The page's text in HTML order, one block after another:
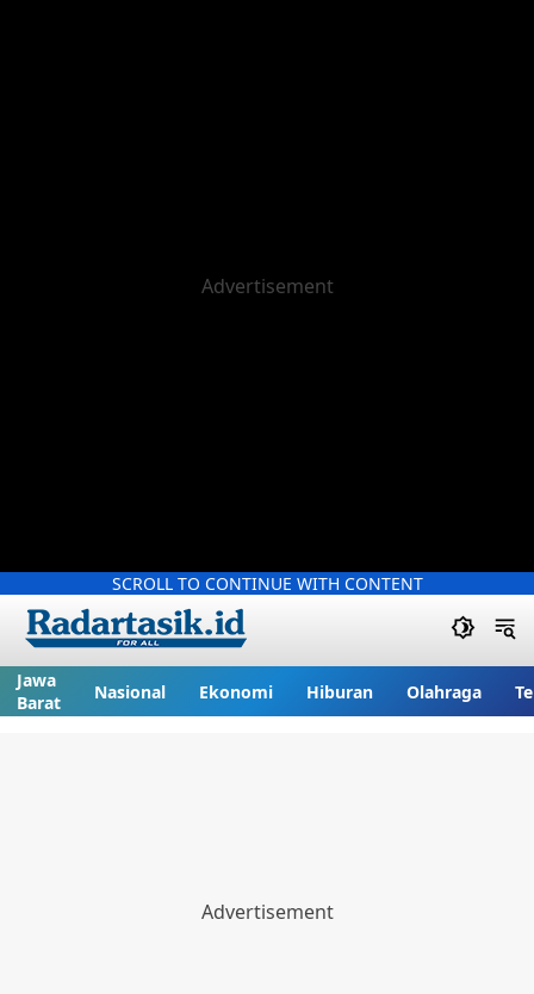
SCROLL TO CONTINUE WITH CONTENT
Jawa
Barat
Nasional Ekonomi Hiburan Olahraga